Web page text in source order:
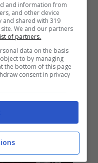
and information from
and other device
and shared with 319
We and our partners
of partners.
data on the basis
to by managing
the bottom of this page
consent in privacy